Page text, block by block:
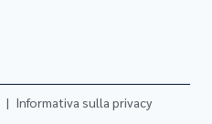
| Informativa sulla privacy